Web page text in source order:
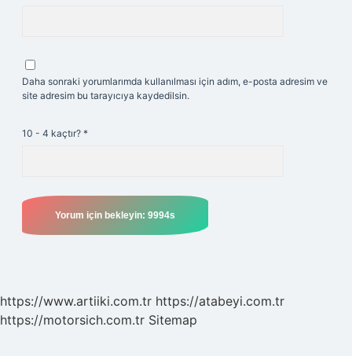
Daha sonraki yorumlarımda kullanılması için adım, e-posta adresim ve
site adresim bu tarayıcıya kaydedilsin.
10 - 4 kaçtır? *
https://www.artiiki.com.tr https://atabeyi.com.tr
https://motorsich.com.tr Sitemap